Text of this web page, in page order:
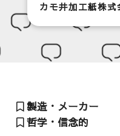
カモ井加工紙株式
製造・メーカー
哲学・信念的